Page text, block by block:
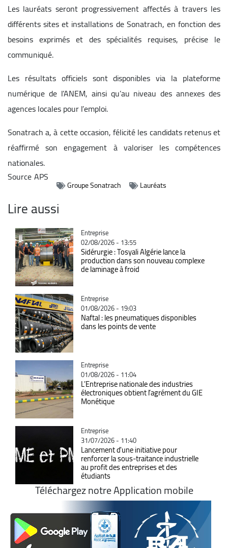
Les lauréats seront progressivement affectés à travers les
différents sites et installations de Sonatrach, en fonction des
besoins exprimés et des spécialités requises, précise le
communiqué.
Les résultats officiels sont disponibles via la plateforme
numérique de l’ANEM, ainsi qu’au niveau des annexes des
agences locales pour l’emploi.
Sonatrach a, à cette occasion, félicité les candidats retenus et
réaffirmé son engagement à valoriser les compétences
nationales.
SourceAPS
Groupe Sonatrach Lauréats
Lire aussi
Catégorie
Entreprise
02/08/2026 - 13:55
Sidérurgie : Tosyali Algérie lance la
production dans son nouveau complexe
de laminage à froid
Catégorie
Entreprise
01/08/2026 - 19:03
Naftal : les pneumatiques disponibles
dans les points de vente
Catégorie
Entreprise
01/08/2026 - 11:04
L’Entreprise nationale des industries
électroniques obtient l’agrément du GIE
Monétique
Catégorie
Entreprise
31/07/2026 - 11:40
Lancement d'une initiative pour
renforcer la sous-traitance industrielle
au profit des entreprises et des
étudiants
Téléchargez notre Application mobile